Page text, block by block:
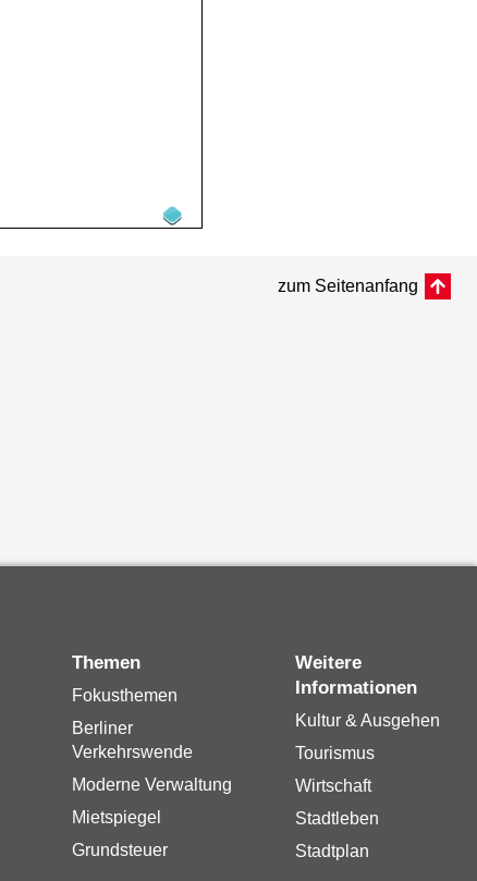
zum Seitenanfang
Themen
Fokusthemen
Berliner
Verkehrswende
Moderne Verwaltung
Mietspiegel
Grundsteuer
Weitere
Informationen
Kultur & Ausgehen
Tourismus
Wirtschaft
Stadtleben
Stadtplan